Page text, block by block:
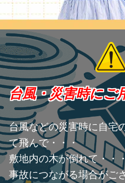
台風・災害時にご
台風などの災害時に自宅
て飛んで・・・
敷地内の木が倒れて・・・
事故につながる場合がご